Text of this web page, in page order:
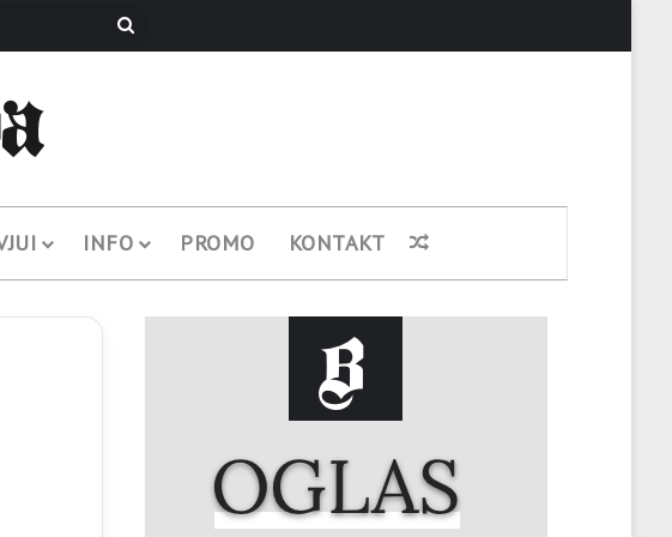
Pretraži
INFO PROMO KONTAKT Nasumični članak